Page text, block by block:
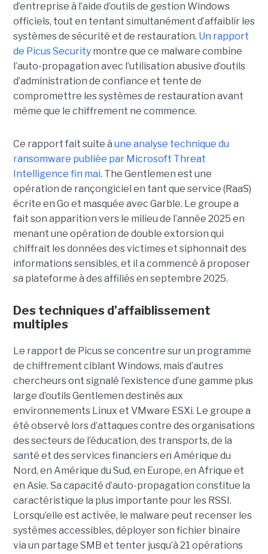
d’entreprise à l’aide d’outils de gestion Windows
officiels, tout en tentant simultanément d’affaiblir les
systèmes de sécurité et de restauration. Un rapport
de Picus Securitymontre que ce malware combine
l’auto-propagation avec l’utilisation abusive d’outils
d’administration de confiance et tente de
compromettre les systèmes de restauration avant
même que le chiffrement ne commence.
Ce rapport fait suite à une analyse technique du
ransomware publiée par Microsoft Threat
Intelligence fin mai. The Gentlemen est une
opération de rançongiciel en tant que service (RaaS)
écrite en Go et masquée avec Garble. Le groupe a
fait son apparition vers le milieu de l’année 2025 en
menant une opération de double extorsion qui
chiffrait les données des victimes et siphonnait des
informations sensibles, et il a commencé à proposer
sa plateforme à des affiliés en septembre 2025.
Des techniques d’affaiblissement
multiples
Le rapport de Picus se concentre sur un programme
de chiffrement ciblant Windows, mais d’autres
chercheurs ont signalé l’existence d’une gamme plus
large d’outils Gentlemen destinés aux
environnements Linux et VMware ESXi. Le groupe a
été observé lors d’attaques contre des organisations
des secteurs de l’éducation, des transports, de la
santé et des services financiers en Amérique du
Nord, en Amérique du Sud, en Europe, en Afrique et
en Asie. Sa capacité d’auto-propagation constitue la
caractéristique la plus importante pour les RSSI.
Lorsqu’elle est activée, le malware peut recenser les
systèmes accessibles, déployer son fichier binaire
via un partage SMB et tenter jusqu’à 21 opérations